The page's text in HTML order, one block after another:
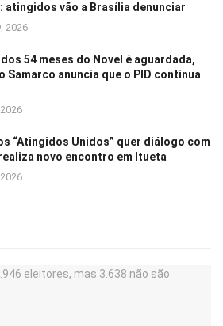
atingidos vão a Brasília denunciar
2026
54 meses do Novel é aguardada,
Samarco anuncia que o PID continua
“Atingidos Unidos” quer diálogo com
novo encontro em Itueta